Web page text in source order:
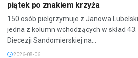
piątek po znakiem krzyża
150 osób pielgrzymuje z Janowa
jedna z kolumn wchodzących w skład
Diecezji Sandomierskiej na...
2026-08-06